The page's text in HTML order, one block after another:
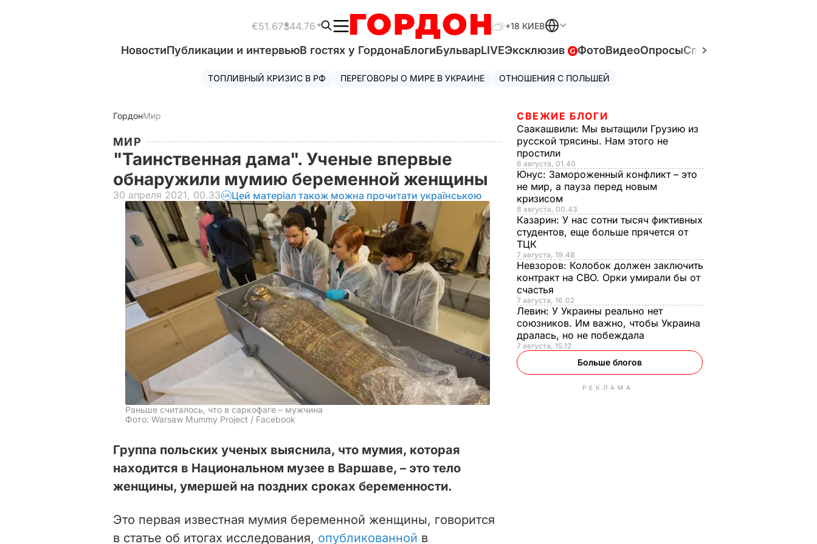
€51.67$44.76 +18 КИЕВ
НовостиПубликации и интервьюВ гостях у ГордонаБлогиБульварLIVEЭксклюзив ФотоВидеоОпросыСпецпроекты
ТОПЛИВНЫЙ КРИЗИС В РФ ПЕРЕГОВОРЫ О МИРЕ В УКРАИНЕ ОТНОШЕНИЯ С ПОЛЬШЕЙ
ГордонМир
МИР
"Таинственная дама". Ученые впервые
обнаружили мумию беременной женщины
30 апреля 2021, 00.33 Цей матеріал також можна прочитати українською
Раньше считалось, что в саркофаге – мужчина
Фото: Warsaw Mummy Project / Facebook
Группа польских ученых выяснила, что мумия, которая
находится в Национальном музее в Варшаве, – это тело
женщины, умершей на поздних сроках беременности.
Это первая известная мумия беременной женщины, говорится
в статье об итогах исследования, опубликованной в
СВЕЖИЕ БЛОГИ
Саакашвили: Мы вытащили Грузию из
русской трясины. Нам этого не
простили
8 августа, 01.40
Юнус: Замороженный конфликт – это
не мир, а пауза перед новым
кризисом
8 августа, 00.43
Казарин: У нас сотни тысяч фиктивных
студентов, еще больше прячется от
ТЦК
7 августа, 19.48
Невзоров: Колобок должен заключить
контракт на СВО. Орки умирали бы от
счастья
7 августа, 16.02
Левин: У Украины реально нет
союзников. Им важно, чтобы Украина
дралась, но не побеждала
7 августа, 15.12
Больше блогов
РЕКЛАМА